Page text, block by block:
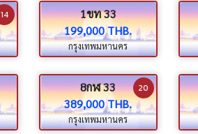
14
1ขท 33
199,000 THB.
กรุงเทพมหานคร
8กฬ 33
389,000 THB.
กรุงเทพมหานคร
20